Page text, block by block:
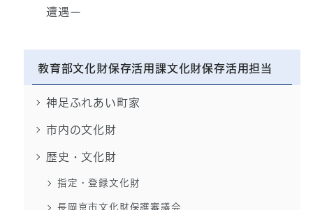
遭遇ー
教育部文化財保存活用課文化財保存活用担当
神足ふれあい町家
市内の文化財
歴史・文化財
指定・登録文化財
長岡京市文化財保護審議会